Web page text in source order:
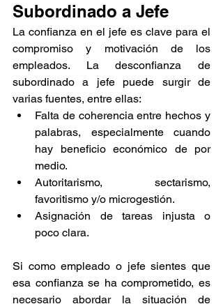
Subordinado a Jefe
La confianza en el jefe es clave para el
compromiso y motivación de los
empleados. La desconfianza de
subordinado a jefe puede surgir de
varias fuentes, entre ellas:
Falta de coherencia entre hechos y
palabras, especialmente cuando
hay beneficio económico de por
medio.
Autoritarismo, sectarismo,
favoritismo y/o microgestión.
Asignación de tareas injusta o
poco clara.
Si como empleado o jefe sientes que
esa confianza se ha comprometido, es
necesario abordar la situación de